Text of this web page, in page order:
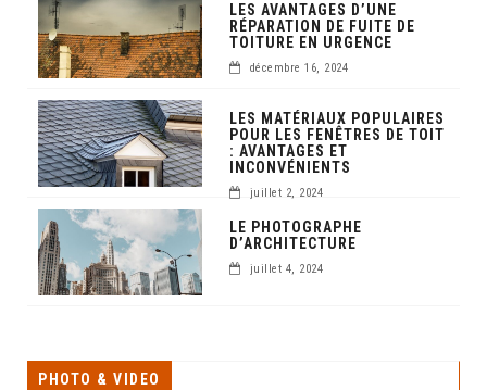
LES AVANTAGES D’UNE
RÉPARATION DE FUITE DE
TOITURE EN URGENCE
décembre 16, 2024
LES MATÉRIAUX POPULAIRES
POUR LES FENÊTRES DE TOIT
: AVANTAGES ET
INCONVÉNIENTS
juillet 2, 2024
LE PHOTOGRAPHE
D’ARCHITECTURE
juillet 4, 2024
PHOTO & VIDEO